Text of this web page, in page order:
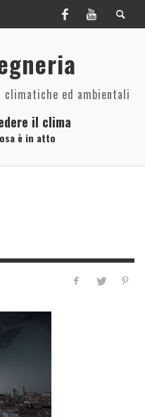
climatiche ed ambientali
il clima
è in atto